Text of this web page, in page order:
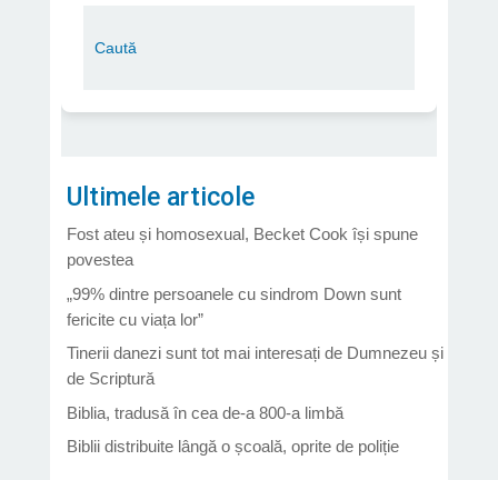
Ultimele articole
Fost ateu și homosexual, Becket Cook își spune
povestea
„99% dintre persoanele cu sindrom Down sunt
fericite cu viața lor”
Tinerii danezi sunt tot mai interesați de Dumnezeu și
de Scriptură
Biblia, tradusă în cea de-a 800-a limbă
Biblii distribuite lângă o școală, oprite de poliție